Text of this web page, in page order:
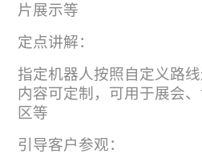
片展示等
定点讲解：
指定机器人按照自定义路
内容可定制，可用于展会
区等
引导客户参观：